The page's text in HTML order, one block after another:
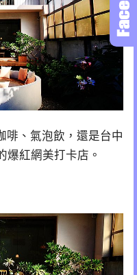
啡、氣泡飲，還是台中
爆紅網美打卡店。